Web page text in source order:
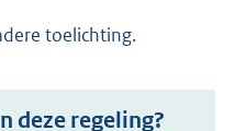
toelichting.
deze regeling?